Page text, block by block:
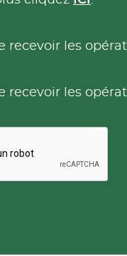
recevoir les
recevoir les